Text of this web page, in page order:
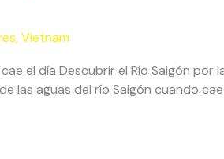
,Vietnam
el día Descubrir el Río Saigón por
las aguas del río Saigón cuando